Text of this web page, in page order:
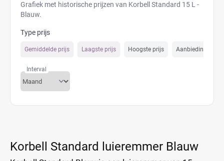
Grafiek met historische prijzen van Korbell Standard 15 L -
Blauw.
Type prijs
Gemiddelde prijs Laagste prijs Hoogste prijs Aanbiedings prijs
Interval
Korbell Standard luieremmer Blauw